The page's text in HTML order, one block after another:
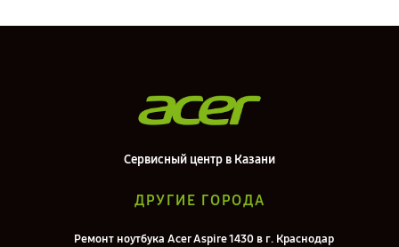
Сервисный центр в Казани
ДРУГИЕ ГОРОДА
Ремонт ноутбука Acer Aspire 1430 в г. Краснодар